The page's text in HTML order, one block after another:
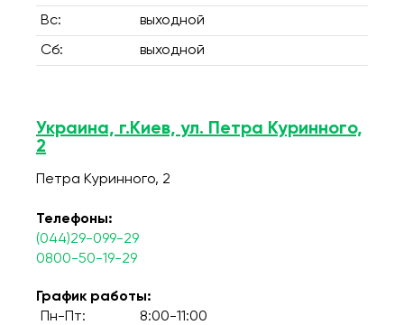
Вс: выходной
Сб: выходной
Украина, г.Киев, ул. Петра Куринного,
2
Петра Куринного, 2
Телефоны:
(044)29-099-29
0800-50-19-29
График работы:
Пн-Пт:
8:00-11:00